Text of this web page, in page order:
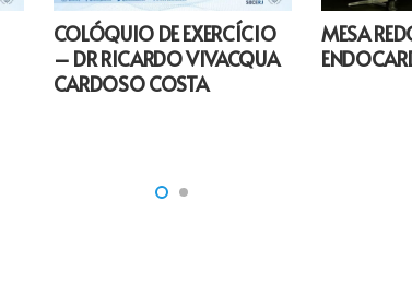
COLÓQUIO DE EXERCÍCIO
– DR RICARDO VIVACQUA
CARDOSO COSTA
MESA